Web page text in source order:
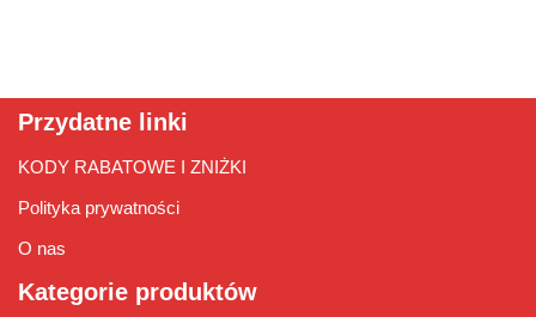
Przydatne linki
KODY RABATOWE I ZNIŻKI
Polityka prywatności
O nas
Kategorie produktów